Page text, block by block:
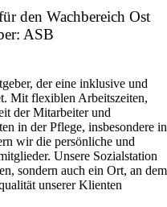
den Wachbereich Ost
ASB
der eine inklusive und
Mit flexiblen Arbeitszeiten,
der Mitarbeiter und
in der Pflege, insbesondere in
wir die persönliche und
Unsere Sozialstation
sondern auch ein Ort, an dem
unserer Klienten